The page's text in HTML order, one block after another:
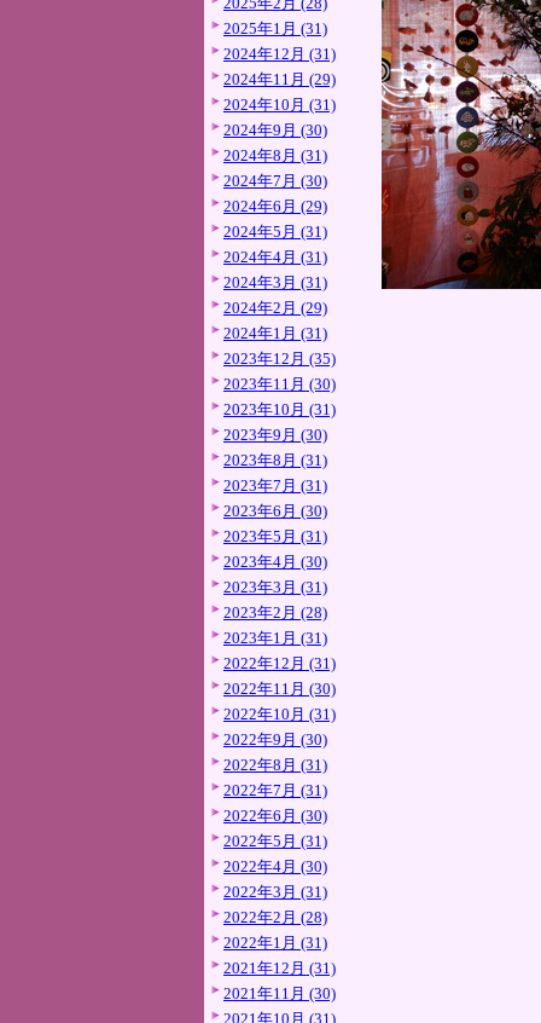
2025年1月 (31)
2024年12月 (31)
2024年11月 (29)
2024年10月 (31)
2024年9月 (30)
2024年8月 (31)
2024年7月 (30)
2024年6月 (29)
2024年5月 (31)
2024年4月 (31)
2024年3月 (31)
2024年2月 (29)
2024年1月 (31)
2023年12月 (35)
2023年11月 (30)
2023年10月 (31)
2023年9月 (30)
2023年8月 (31)
2023年7月 (31)
2023年6月 (30)
2023年5月 (31)
2023年4月 (30)
2023年3月 (31)
2023年2月 (28)
2023年1月 (31)
2022年12月 (31)
2022年11月 (30)
2022年10月 (31)
2022年9月 (30)
2022年8月 (31)
2022年7月 (31)
2022年6月 (30)
2022年5月 (31)
2022年4月 (30)
2022年3月 (31)
2022年2月 (28)
2022年1月 (31)
2021年12月 (31)
2021年11月 (30)
2021年10月 (31)